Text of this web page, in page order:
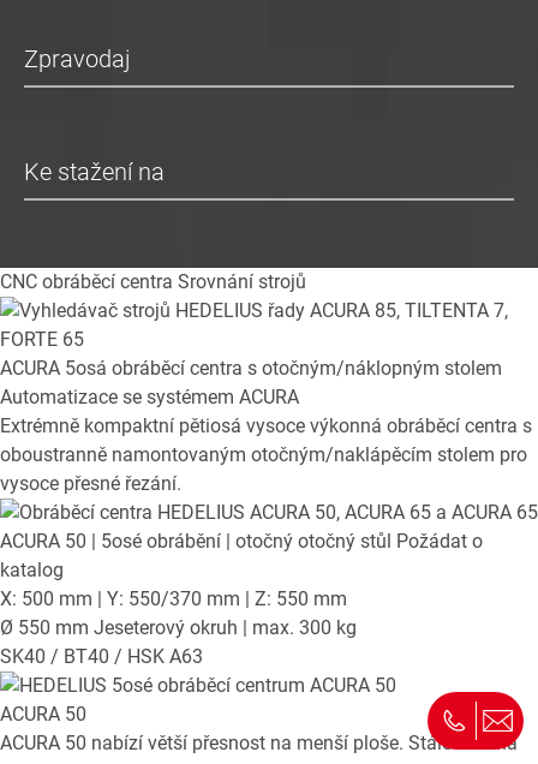
Zpravodaj
Ke stažení na
CNC obráběcí centra Srovnání strojů
ACURA 5osá obráběcí centra s otočným/náklopným stolem
Automatizace se systémem ACURA
Extrémně kompaktní pětiosá vysoce výkonná obráběcí centra s
oboustranně namontovaným otočným/naklápěcím stolem pro
vysoce přesné řezání.
ACURA 50 | 5osé obrábění | otočný otočný stůl Požádat o
katalog
X: 500 mm | Y: 550/370 mm | Z: 550 mm
Ø 550 mm Jeseterový okruh | max. 300 kg
SK40 / BT40 / HSK A63
ACURA 50
ACURA 50 nabízí větší přesnost na menší ploše. Stále vedená